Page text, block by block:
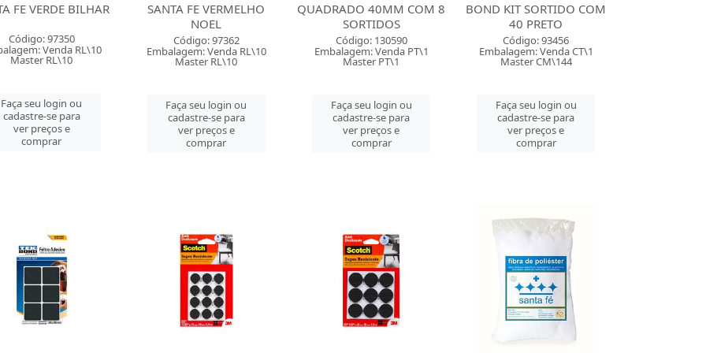
FE VERDE BILHAR
Código: 97350
Venda RL\10
Master RL\10
Faça seu login ou
cadastre-se para
ver preços e
comprar
SANTA FE VERMELHO
NOEL
Código: 97362
Embalagem: Venda RL\10
Master RL\10
Faça seu login ou
cadastre-se para
ver preços e
comprar
QUADRADO 40MM COM 8
SORTIDOS
Código: 130590
Embalagem: Venda PT\1
Master PT\1
Faça seu login ou
cadastre-se para
ver preços e
comprar
BOND KIT SORTIDO COM
40 PRETO
Código: 93456
Embalagem: Venda CT\1
Master CM\144
Faça seu login ou
cadastre-se para
ver preços e
comprar